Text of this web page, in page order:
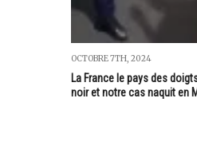
OCTOBRE 7TH, 2024
La France le pays des
noir et notre cas naquit en